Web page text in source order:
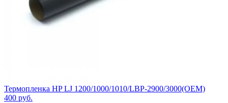
Термопленка HP LJ 1200/1000/1010/LBP-2900/3000(OEM)
400 руб.